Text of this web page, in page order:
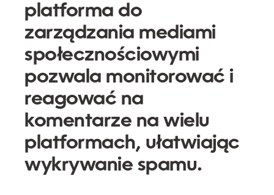
platforma do
zarządzania mediami
społecznościowymi
pozwala monitorować i
reagować na
komentarze na wielu
platformach, ułatwiając
wykrywanie spamu.